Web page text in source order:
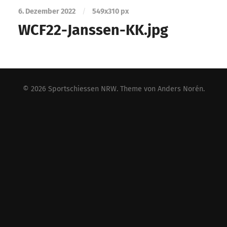
6. Dezember 2022 / 549x310 px
WCF22-Janssen-KK.jpg
© 2026 Sportschiessen NRW. Theme von Anders Norén.